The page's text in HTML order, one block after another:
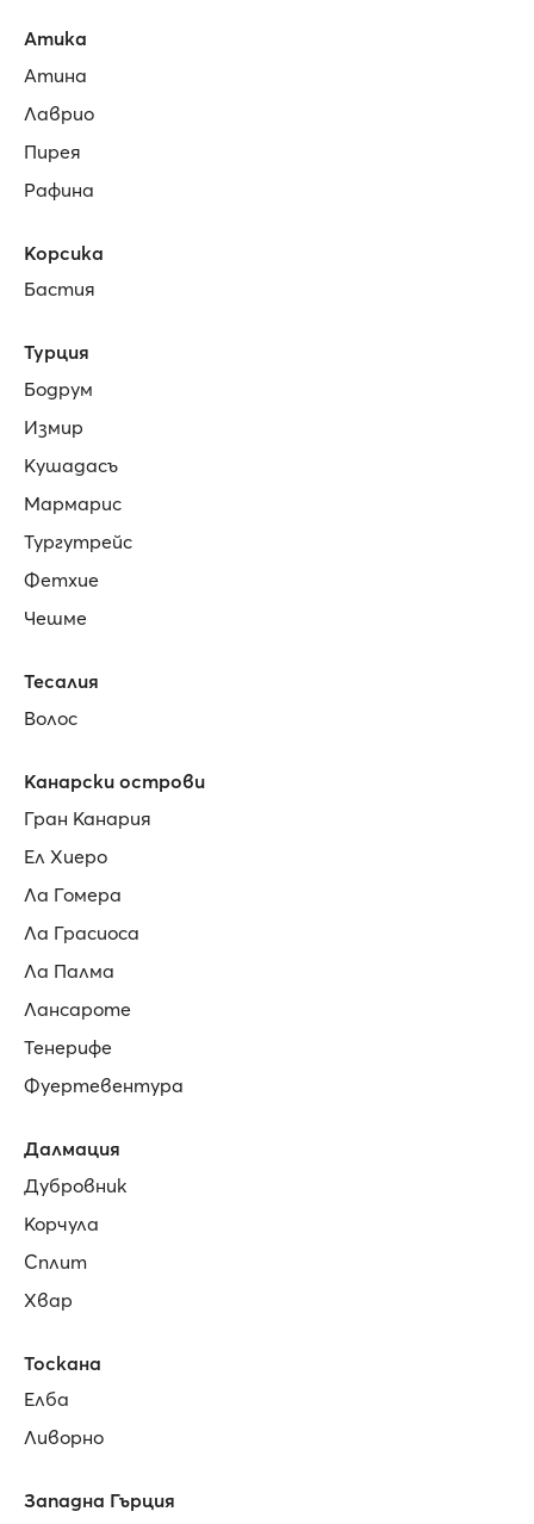
Атика
Атина
Лаврио
Пирея
Рафина
Корсика
Бастия
Турция
Бодрум
Измир
Кушадасъ
Мармарис
Тургутрейс
Фетхие
Чешме
Тесалия
Волос
Канарски острови
Гран Канария
Ел Хиеро
Ла Гомера
Ла Грасиоса
Ла Палма
Лансароте
Тенерифе
Фуертевентура
Далмация
Дубровник
Корчула
Сплит
Хвар
Тоскана
Елба
Ливорно
Западна Гърция